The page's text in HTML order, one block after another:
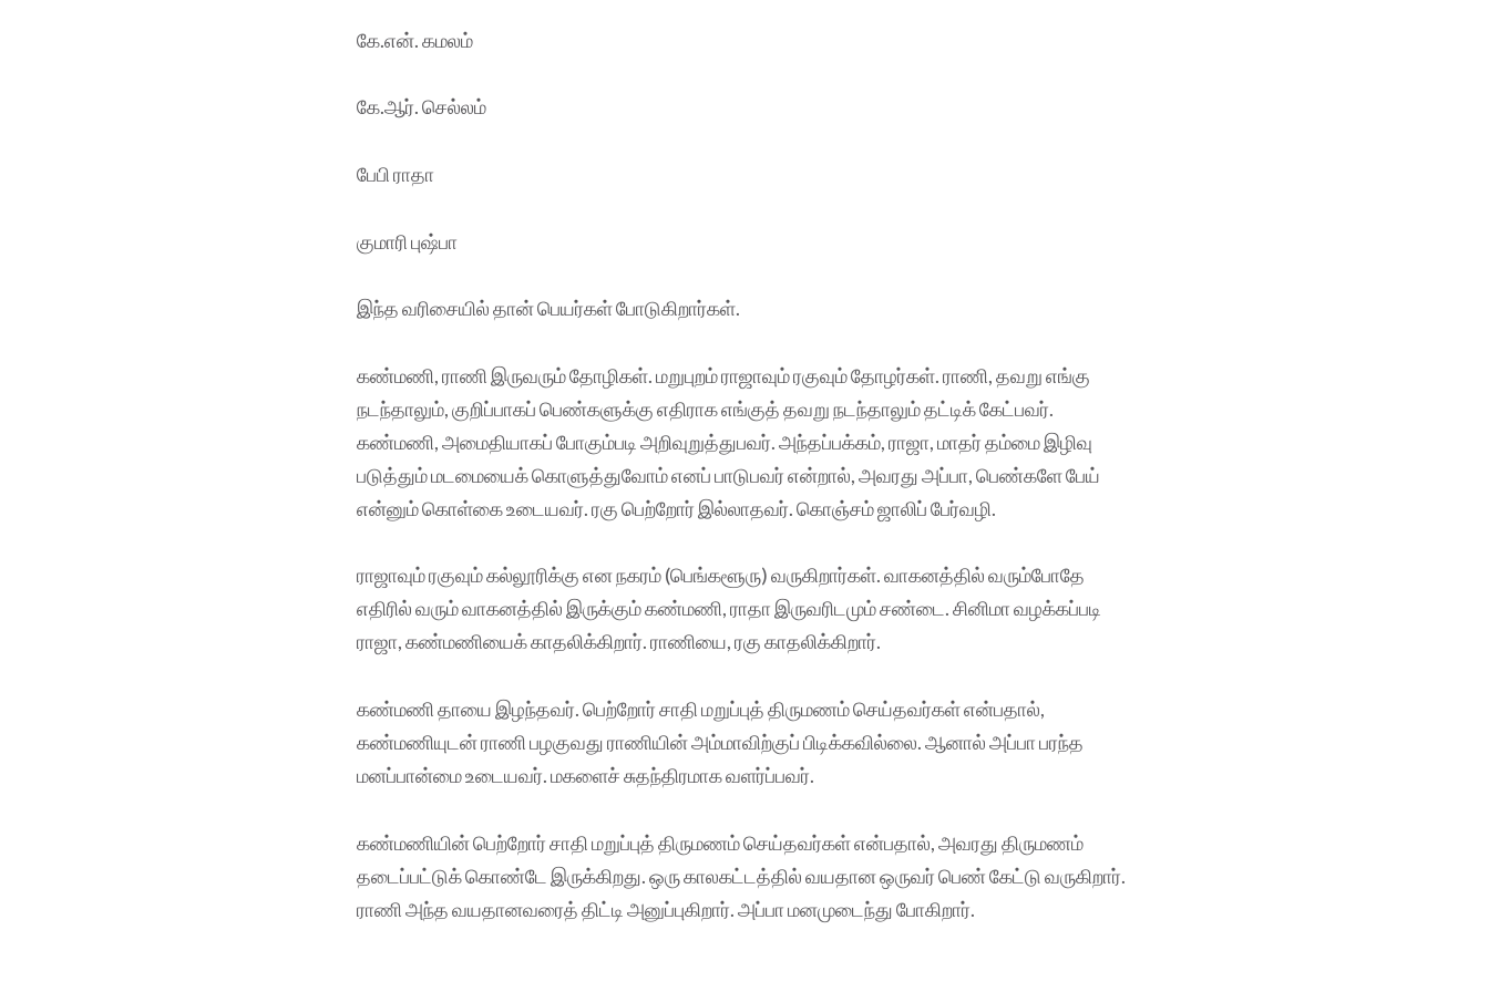
கே.என். கமலம்
கே.ஆர். செல்லம்
பேபி ராதா
குமாரி புஷ்பா
இந்த வரிசையில் தான் பெயர்கள் போடுகிறார்கள்.
கண்மணி, ராணி இருவரும் தோழிகள். மறுபுறம் ராஜாவும் ரகுவும் தோழர்கள். ராணி, தவறு எங்கு
நடந்தாலும், குறிப்பாகப் பெண்களுக்கு எதிராக எங்குத் தவறு நடந்தாலும் தட்டிக் கேட்பவர்.
கண்மணி, அமைதியாகப் போகும்படி அறிவுறுத்துபவர். அந்தப்பக்கம், ராஜா, மாதர் தம்மை இழிவு
படுத்தும் மடமையைக் கொளுத்துவோம் எனப் பாடுபவர் என்றால், அவரது அப்பா, பெண்களே பேய்
என்னும் கொள்கை உடையவர். ரகு பெற்றோர் இல்லாதவர். கொஞ்சம் ஜாலிப் பேர்வழி.
ராஜாவும் ரகுவும் கல்லூரிக்கு என நகரம் (பெங்களூரு) வருகிறார்கள். வாகனத்தில் வரும்போதே
எதிரில் வரும் வாகனத்தில் இருக்கும் கண்மணி, ராதா இருவரிடமும் சண்டை. சினிமா வழக்கப்படி
ராஜா, கண்மணியைக் காதலிக்கிறார். ராணியை, ரகு காதலிக்கிறார்.
கண்மணி தாயை இழந்தவர். பெற்றோர் சாதி மறுப்புத் திருமணம் செய்தவர்கள் என்பதால்,
கண்மணியுடன் ராணி பழகுவது ராணியின் அம்மாவிற்குப் பிடிக்கவில்லை. ஆனால் அப்பா பரந்த
மனப்பான்மை உடையவர். மகளைச் சுதந்திரமாக வளர்ப்பவர்.
கண்மணியின் பெற்றோர் சாதி மறுப்புத் திருமணம் செய்தவர்கள் என்பதால், அவரது திருமணம்
தடைப்பட்டுக் கொண்டே இருக்கிறது. ஒரு காலகட்டத்தில் வயதான ஒருவர் பெண் கேட்டு வருகிறார்.
ராணி அந்த வயதானவரைத் திட்டி அனுப்புகிறார். அப்பா மனமுடைந்து போகிறார்.